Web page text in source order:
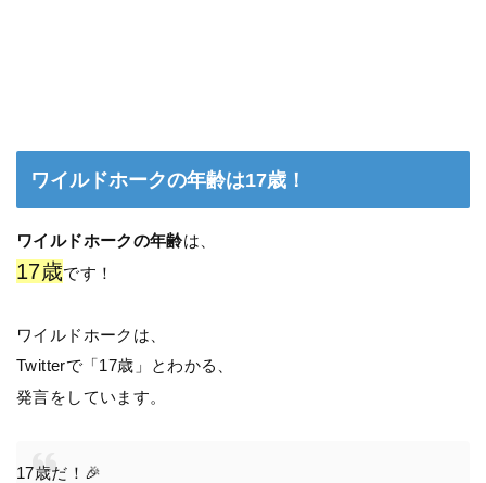
ワイルドホークの年齢は17歳！
ワイルドホークの年齢は、
17歳です！
ワイルドホークは、
Twitterで「17歳」とわかる、
発言をしています。
17歳だ！🎉